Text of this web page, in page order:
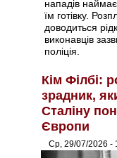
нападів наймає
їм готівку.
доводиться
виконавців
поліція.
Кім Філбі:
зрадник,
Сталіну
Європи
Ср, 29/07/2026 -